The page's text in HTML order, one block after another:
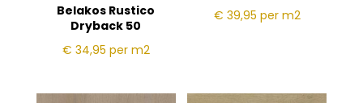
Belakos Rustico
Dryback 50
€ 34,95 per m2
€ 39,95 per m2